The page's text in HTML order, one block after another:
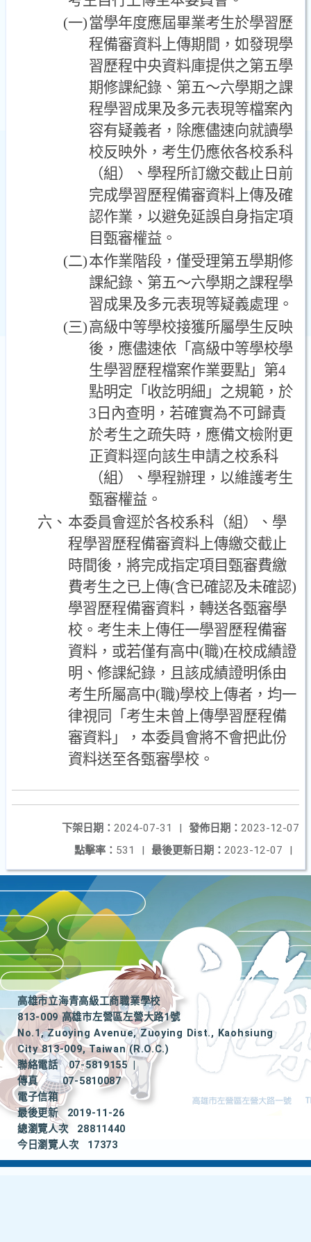
(一)當學年度應屆畢業考生於學習歷
程備審資料上傳期間，如發現學
習歷程中央資料庫提供之第五學
期修課紀錄、第五～六學期之課
程學習成果及多元表現等檔案內
容有疑義者，除應儘速向就讀學
校反映外，考生仍應依各校系科
（組）、學程所訂繳交截止日前
完成學習歷程備審資料上傳及確
認作業，以避免延誤自身指定項
目甄審權益。
(二)本作業階段，僅受理第五學期修
課紀錄、第五～六學期之課程學
習成果及多元表現等疑義處理。
(三)高級中等學校接獲所屬學生反映
後，應儘速依「高級中等學校學
生學習歷程檔案作業要點」第4
點明定「收訖明細」之規範，於
3日內查明，若確實為不可歸責
於考生之疏失時，應備文檢附更
正資料逕向該生申請之校系科
（組）、學程辦理，以維護考生
甄審權益。
六、 本委員會逕於各校系科（組）、學
程學習歷程備審資料上傳繳交截止
時間後，將完成指定項目甄審費繳
費考生之已上傳(含已確認及未確認)
學習歷程備審資料，轉送各甄審學
校。考生未上傳任一學習歷程備審
資料，或若僅有高中(職)在校成績證
明、修課紀錄，且該成績證明係由
考生所屬高中(職)學校上傳者，均一
律視同「考生未曾上傳學習歷程備
審資料」，本委員會將不會把此份
資料送至各甄審學校。
發佈日期： 2023-12-07
下架日期： 2024-07-31
|
最後更新日期： 2023-12-07 |
點擊率： 531 |
高雄市立海青高級工商職業學校
813-009 高雄市左營區左營大路1號
No.1, Zuoying Avenue, Zuoying Dist., Kaohsiung
City 813-009, Taiwan (R.O.C.)
聯絡電話
07-5819155
|
傳真
07-5810087
電子信箱
最後更新
2019-11-26
總瀏覽人次
28811440
今日瀏覽人次
17373